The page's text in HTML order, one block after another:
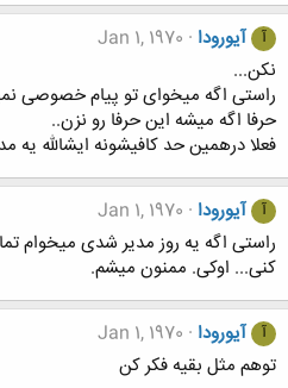
آ آیورودا Jan 1, 1970
نکن...
راستی اگه میخوای تو پیام خصوصی
حرفا اگه میشه این حرفا رو نزن..
فعلا درهمین حد کافیشونه ایشالله
آ آیورودا Jan 1, 1970
راستی اگه یه روز مدیر شدی میخوام
کنی... اوکی. ممنون میشم.
آ آیورودا Jan 1, 1970
توهم مثل بقیه فکر کن